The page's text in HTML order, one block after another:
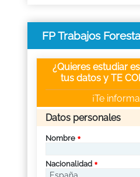
FP Trabajos
¿Quieres estudiar
tus datos y TE
¡Te
Datos personales
Nombre
Nacionalidad